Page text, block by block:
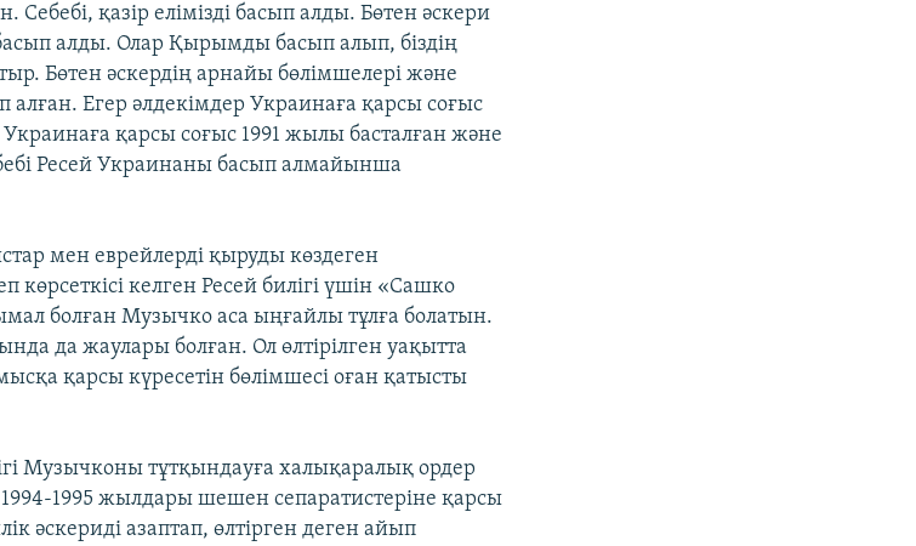
қазір елімізді басып алды. Бөтен әскери
басып алды. Олар Қырымды басып алып, біздің
Бөтен әскердің арнайы бөлімшелері және
Егер әлдекімдер Украинаға қарсы соғыс
Украинаға қарсы соғыс 1991 жылы басталған және
Ресей Украинаны басып алмайынша
мен еврейлерді қыруды көздеген
келген Ресей билігі үшін «Сашко
болған Музычко аса ыңғайлы тұлға болатын.
да жаулары болған. Ол өлтірілген уақытта
қарсы күресетін бөлімшесі оған қатысты
Музычконы тұтқындауға халықаралық ордер
1995 жылдары шешен сепаратистеріне қарсы
әскериді азаптап, өлтірген деген айып